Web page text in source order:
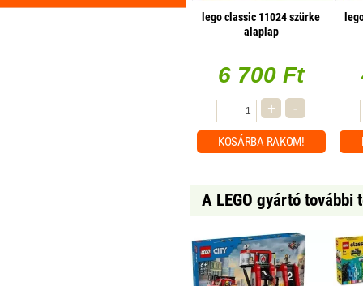
lego classic 11024 szürke
alaplap
6 700 Ft
+ -
KOSÁRBA RAKOM!
A LEGO gyártó további